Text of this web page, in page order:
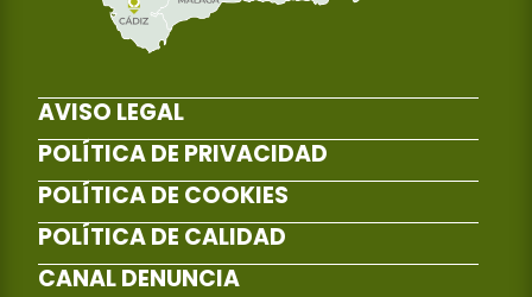
AVISO LEGAL
POLÍTICA DE PRIVACIDAD
POLÍTICA DE COOKIES
POLÍTICA DE CALIDAD
CANAL DENUNCIA